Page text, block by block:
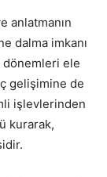
anlatmanın
dalma imkanı
dönemleri ele
gelişimine de
işlevlerinden
kurarak,